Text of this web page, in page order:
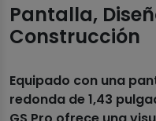
Pantalla,
Construcción
Equipado con una
redonda de 1,43